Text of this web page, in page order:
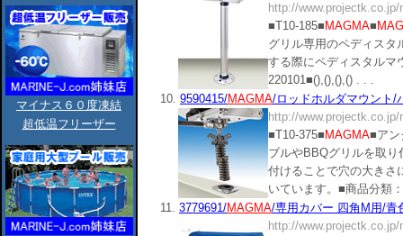
マイナス６０度凍結
超低温フリーザー
http://
■T10-185■ MAGMA■
グリル専用のペディスタ
する際にペディスタルマ
220101■(),(),(),() . . .
10. 9590415/MAGMA/ロッドホルダマウント/
http://
■T10-375■ MAGMA■アン
ブルやBBQグリルを取
付けることで穴の大きさ
いています。■商品分類
11. 3779691/MAGMA/専用カバー 四角M用/青
http://